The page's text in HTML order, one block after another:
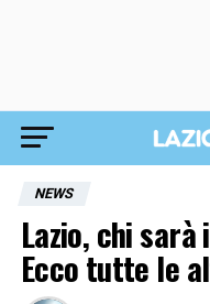
NEWS
Lazio, chi
Ecco tutte le